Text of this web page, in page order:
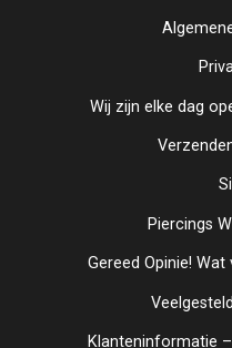
Wij zijn elke dag
Piercings
Gereed Opinie!
Klanteninformatie